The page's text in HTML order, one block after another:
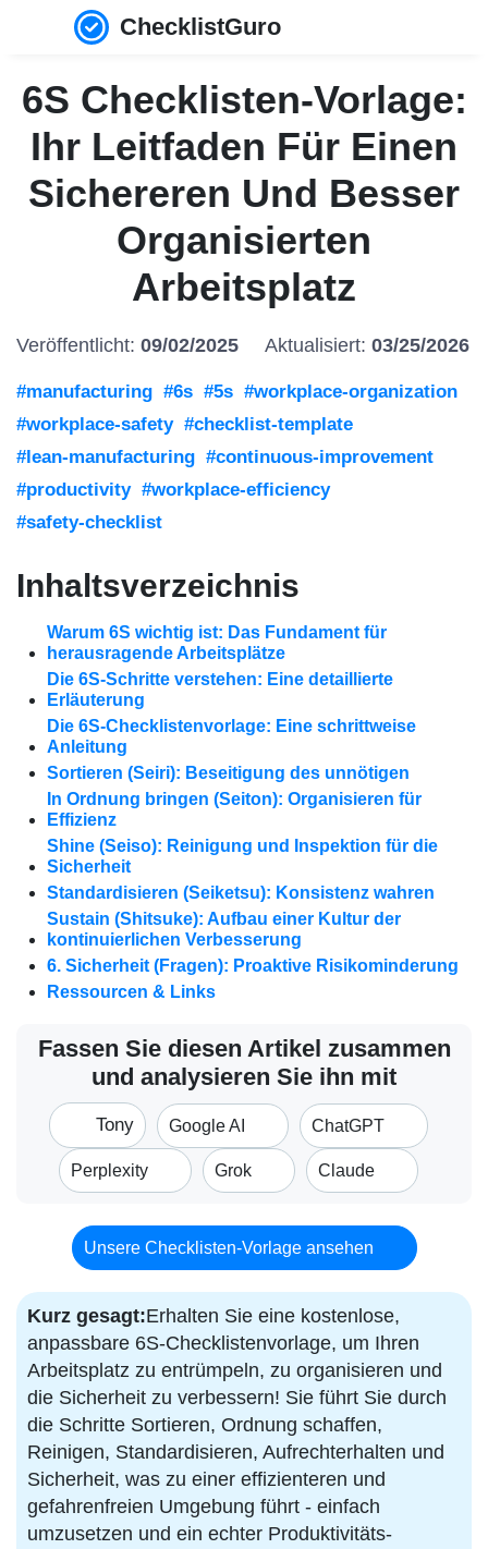
ChecklistGuro
6S Checklisten-Vorlage:
Ihr Leitfaden Für Einen
Sichereren Und Besser
Organisierten
Arbeitsplatz
Veröffentlicht: 09/02/2025 Aktualisiert: 03/25/2026
#manufacturing #6s #5s #workplace-organization
#workplace-safety #checklist-template
#lean-manufacturing #continuous-improvement
#productivity #workplace-efficiency
#safety-checklist
Inhaltsverzeichnis
Warum 6S wichtig ist: Das Fundament für
herausragende Arbeitsplätze
Die 6S-Schritte verstehen: Eine detaillierte
Erläuterung
Die 6S-Checklistenvorlage: Eine schrittweise
Anleitung
Sortieren (Seiri): Beseitigung des unnötigen
In Ordnung bringen (Seiton): Organisieren für
Effizienz
Shine (Seiso): Reinigung und Inspektion für die
Sicherheit
Standardisieren (Seiketsu): Konsistenz wahren
Sustain (Shitsuke): Aufbau einer Kultur der
kontinuierlichen Verbesserung
6. Sicherheit (Fragen): Proaktive Risikominderung
Ressourcen & Links
Fassen Sie diesen Artikel zusammen
und analysieren Sie ihn mit
Tony Google AI ChatGPT
Perplexity Grok Claude
Unsere Checklisten-Vorlage ansehen
Kurz gesagt:Erhalten Sie eine kostenlose,
anpassbare 6S-Checklistenvorlage, um Ihren
Arbeitsplatz zu entrümpeln, zu organisieren und
die Sicherheit zu verbessern! Sie führt Sie durch
die Schritte Sortieren, Ordnung schaffen,
Reinigen, Standardisieren, Aufrechterhalten und
Sicherheit, was zu einer effizienteren und
gefahrenfreien Umgebung führt - einfach
umzusetzen und ein echter Produktivitäts-